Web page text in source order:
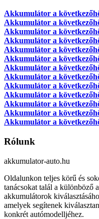
Akkumulátor a
Akkumulátor a
Akkumulátor a
Akkumulátor a
Akkumulátor a
Akkumulátor a
Akkumulátor a
Akkumulátor a
Akkumulátor a
Akkumulátor a
Akkumulátor a
Akkumulátor a
Akkumulátor a
Rólunk
akkumulator-auto.hu
Oldalunkon teljes körű és
tanácsokat talál a különböző
akkumulátorok
amelyek segítenek
konkrét autómodelljéhez.